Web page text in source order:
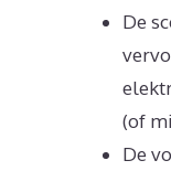
De
(of
De